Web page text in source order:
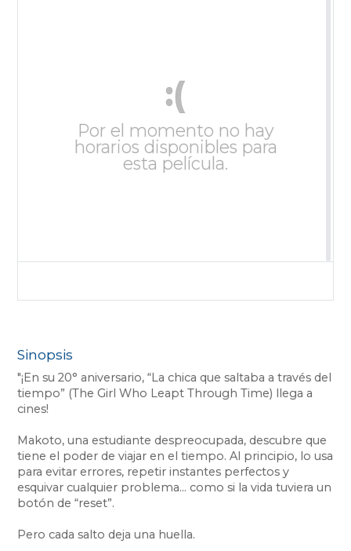
:(
Por el momento no hay
horarios disponibles para
esta película.
Sinopsis
"¡En su 20° aniversario, “La chica que saltaba a través del
tiempo” (The Girl Who Leapt Through Time) llega a
cines!
Makoto, una estudiante despreocupada, descubre que
tiene el poder de viajar en el tiempo. Al principio, lo usa
para evitar errores, repetir instantes perfectos y
esquivar cualquier problema… como si la vida tuviera un
botón de “reset”.
Pero cada salto deja una huella.